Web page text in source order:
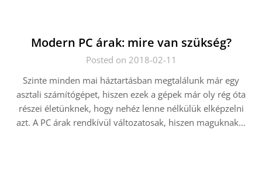
Modern PC árak: mire van szükség?
Posted on 2018-02-11
Szinte minden mai háztartásban megtalálunk már egy
asztali számítógépet, hiszen ezek a gépek már oly rég óta
részei életünknek, hogy nehéz lenne nélkülük elképzelni
azt. A PC árak rendkívül változatosak, hiszen maguknak…